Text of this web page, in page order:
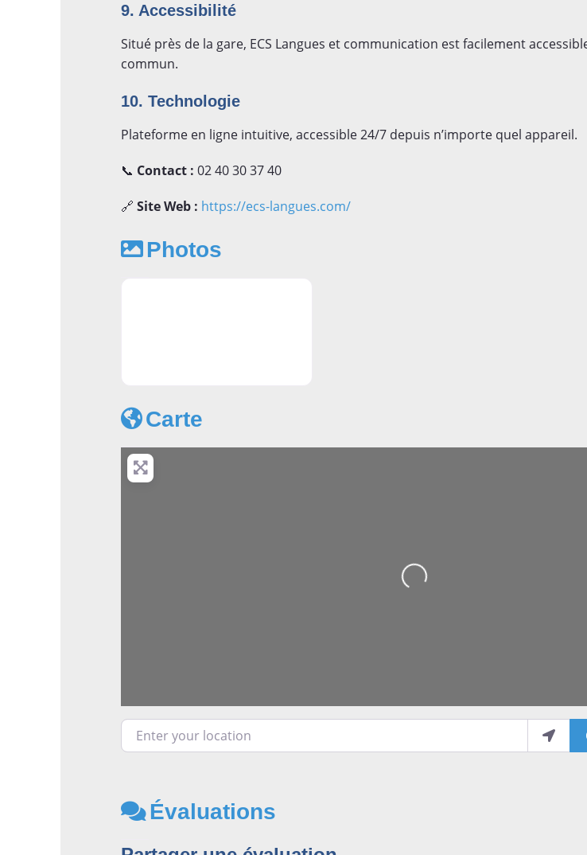
9. Accessibilité
Situé près de la gare, ECS Langues et communication est facilement
commun.
10. Technologie
Plateforme en ligne intuitive, accessible 24/7 depuis n’importe quel appareil.
📞 Contact : 02 40 30 37 40
🔗 Site Web : https://ecs-langues.com/
Photos
Carte
Loading...
Enter your location
Évaluations